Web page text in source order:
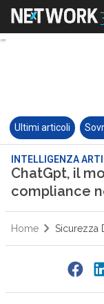
Ultimi articoli
INTELLIGENZA
ChatGpt, il
compliance
Home Sicurezza